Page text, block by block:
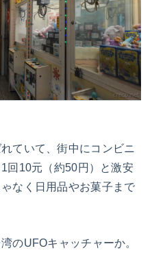
ていて、街中にコンビニ
回10元（約50円）と激安
なく日用品やお菓子まで
のUFOキャッチャーか。